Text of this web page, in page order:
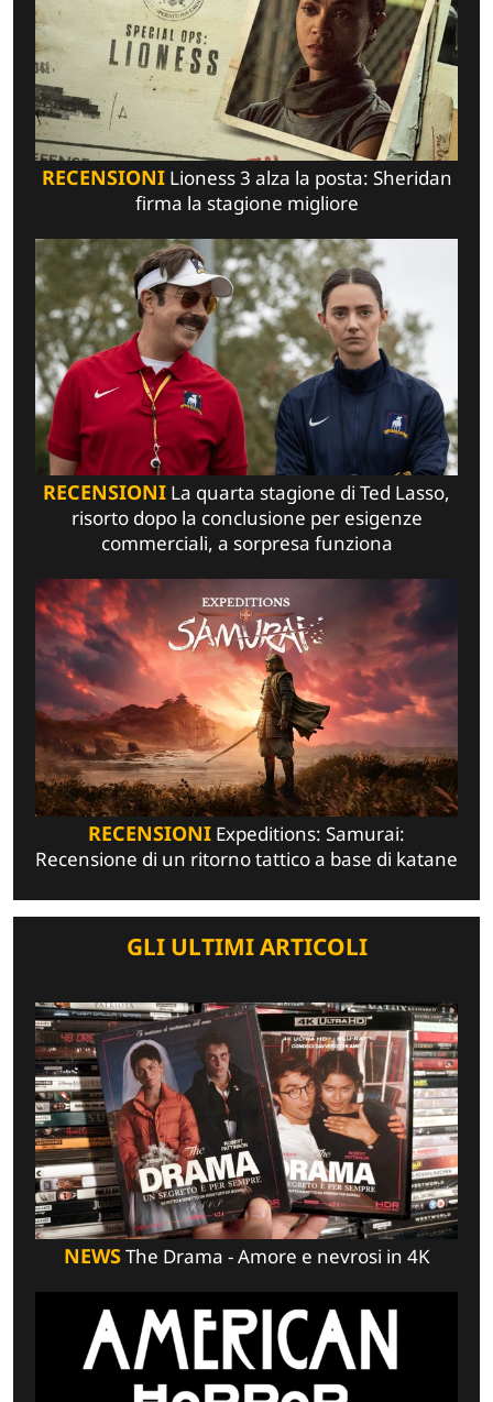
RECENSIONILioness 3 alza la posta: Sheridan
firma la stagione migliore
RECENSIONI La quarta stagione di Ted Lasso,
risorto dopo la conclusione per esigenze
commerciali, a sorpresa funziona
RECENSIONI Expeditions: Samurai:
Recensione di un ritorno tattico a base di katane
GLI ULTIMI ARTICOLI
NEWSThe Drama - Amore e nevrosi in 4K